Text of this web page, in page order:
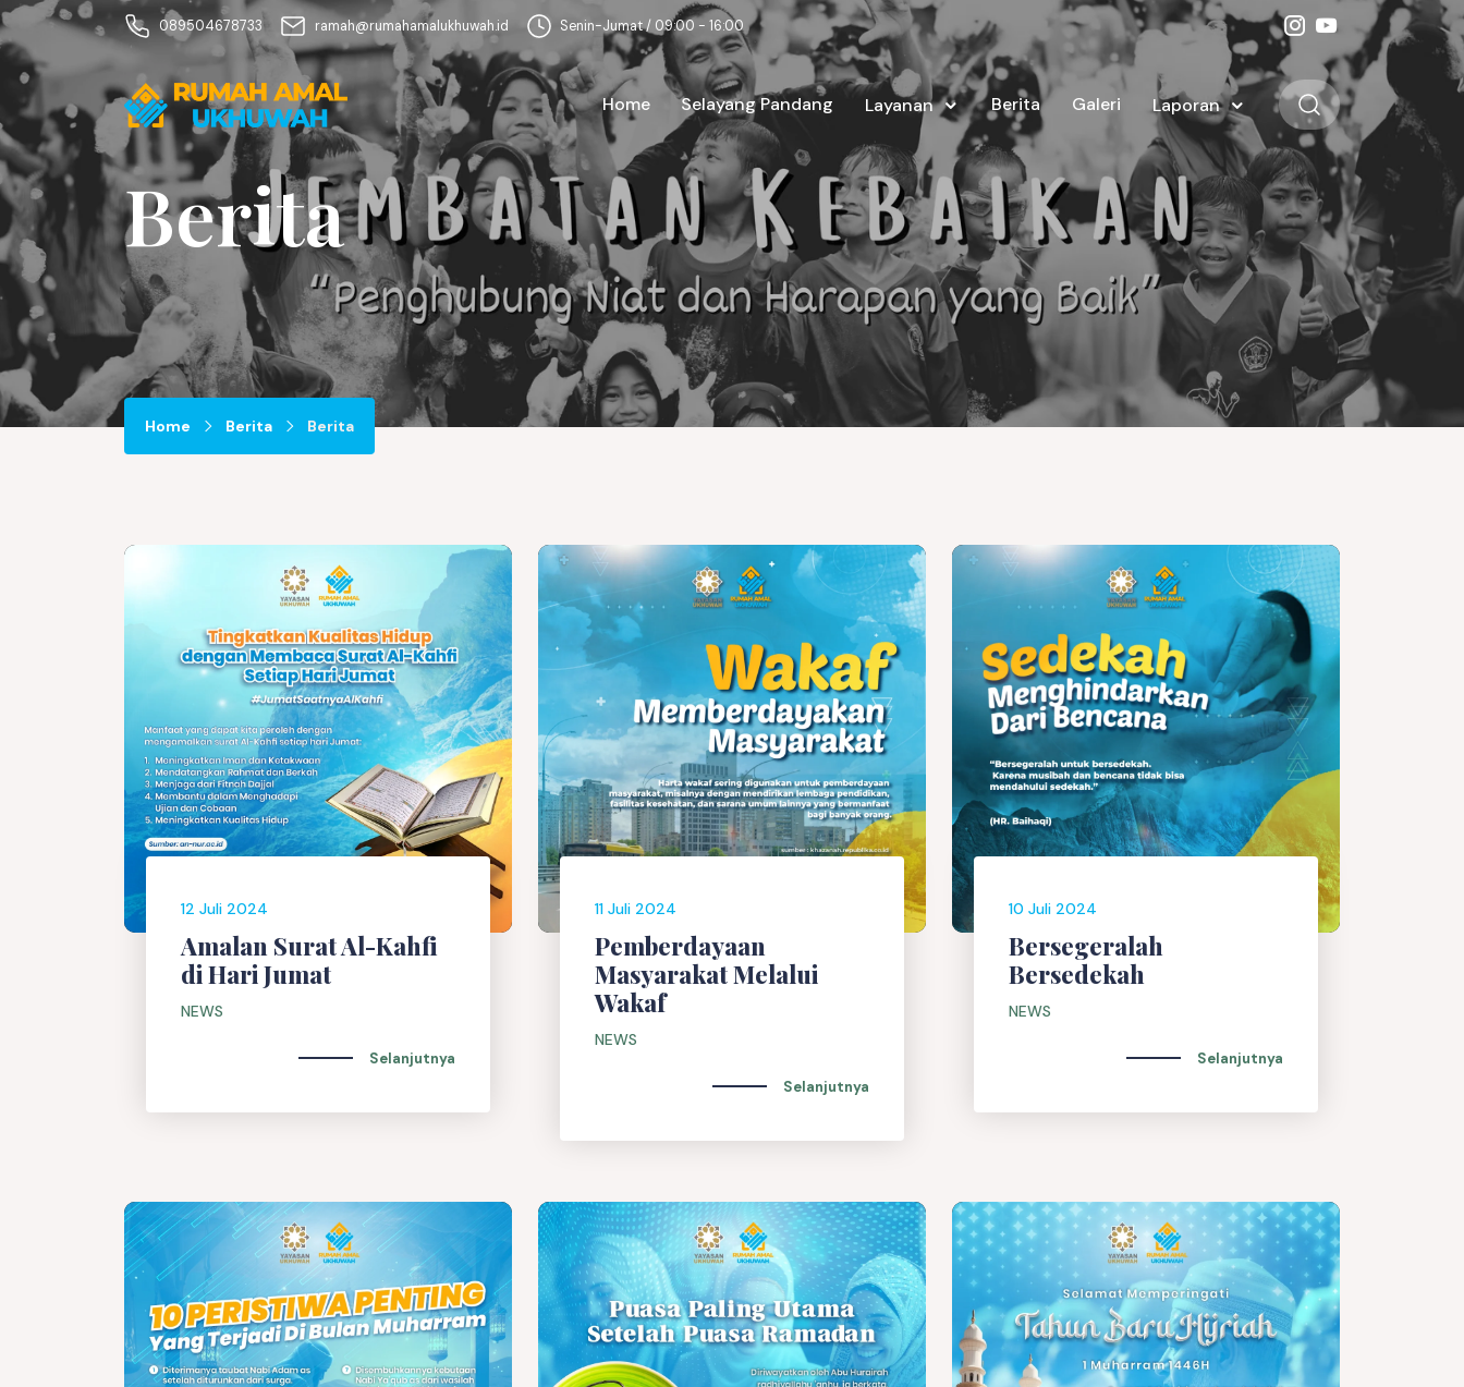
089504678733 ramah@rumahamalukhuwah.id Senin-Jumat / 09:00 - 16:00
Home Selayang Pandang Layanan Berita Galeri Laporan
Berita
Home Berita Berita
12 Juli 2024
Amalan Surat Al-Kahfi
di Hari Jumat
NEWS
Selanjutnya
11 Juli 2024
Pemberdayaan
Masyarakat Melalui
Wakaf
NEWS
Selanjutnya
10 Juli 2024
Bersegeralah
Bersedekah
NEWS
Selanjutnya